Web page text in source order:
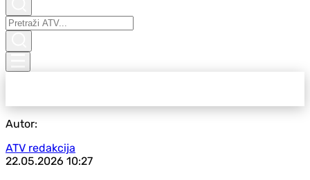
Autor:
ATV redakcija
22.05.2026 10:27